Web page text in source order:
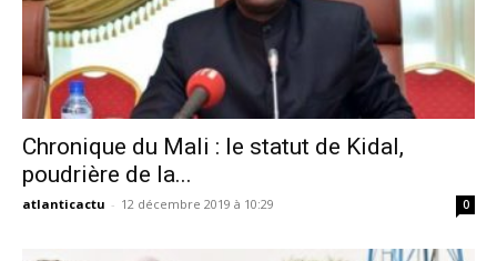
Chronique du Mali : le statut de Kidal,
poudrière de la...
atlanticactu - 12 décembre 2019 à 10:29 0